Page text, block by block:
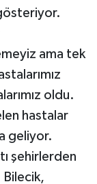
ama tek
oldu.
hastalar
geliyor.
şehirlerden